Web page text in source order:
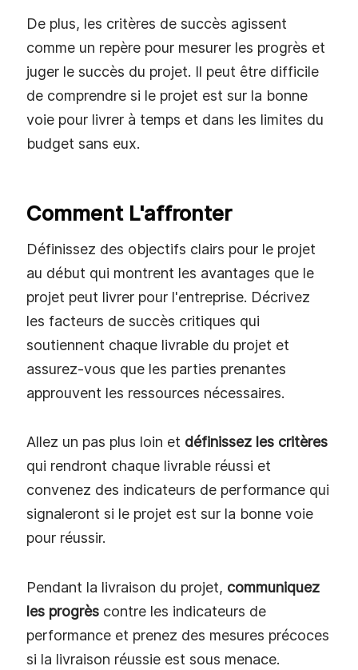
De plus, les critères de succès agissent
comme un repère pour mesurer les progrès et
juger le succès du projet. Il peut être difficile
de comprendre si le projet est sur la bonne
voie pour livrer à temps et dans les limites du
budget sans eux.
Comment L'affronter
Définissez des objectifs clairs pour le projet
au début qui montrent les avantages que le
projet peut livrer pour l'entreprise. Décrivez
les facteurs de succès critiques qui
soutiennent chaque livrable du projet et
assurez-vous que les parties prenantes
approuvent les ressources nécessaires.
Allez un pas plus loin et définissez les critères
qui rendront chaque livrable réussi et
convenez des indicateurs de performance qui
signaleront si le projet est sur la bonne voie
pour réussir.
Pendant la livraison du projet, communiquez
les progrès contre les indicateurs de
performance et prenez des mesures précoces
si la livraison réussie est sous menace.